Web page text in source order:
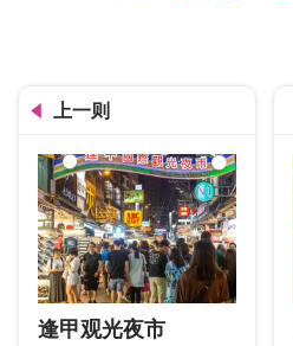
上一则
逢甲观光夜市